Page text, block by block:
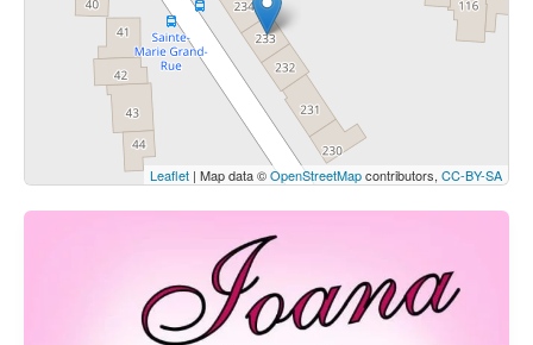
Voir la carte
Leaflet | Map data ©OpenStreetMapcontributors, CC-BY-SA